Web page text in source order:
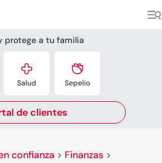
protege a tu familia

Salud

Sepelio
de clientes
confianza > Finanzas>